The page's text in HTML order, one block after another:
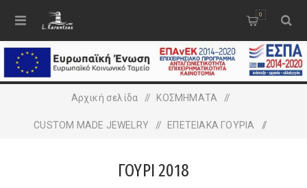
0
Αρχική σελίδα / ΚΟΣΜΗΜΑΤΑ /
CUSTOM MADE JEWELRY / ΕΠΕΤΕΙΑΚΑ ΓΟΥΡΙΑ /
ΓΟΥΡΙ 2018